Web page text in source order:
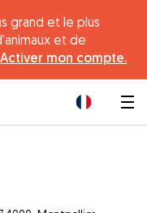
grand et le plus
et de
Activer mon compte.